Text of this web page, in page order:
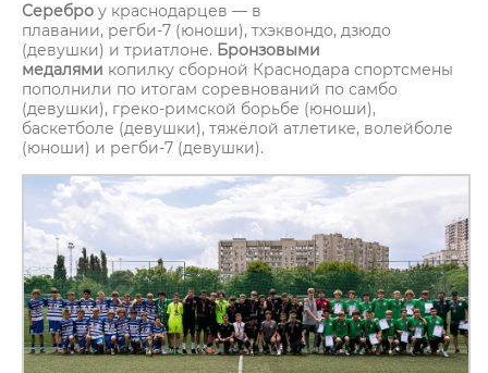
Серебро у краснодарцев — в
плавании, регби-7 (юноши), тхэквондо, дзюдо
(девушки) и триатлоне. Бронзовыми
медалями копилку сборной Краснодара спортсмены
пополнили по итогам соревнований по самбо
(девушки), греко-римской борьбе (юноши),
баскетболе (девушки), тяжёлой атлетике, волейболе
(юноши) и регби-7 (девушки).